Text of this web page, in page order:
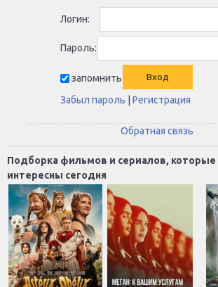
Логин:
Пароль:
запомнить
Забыл пароль
Регистрация
Обратная связь
Подборка фильмов и сериалов,
интересны сегодня